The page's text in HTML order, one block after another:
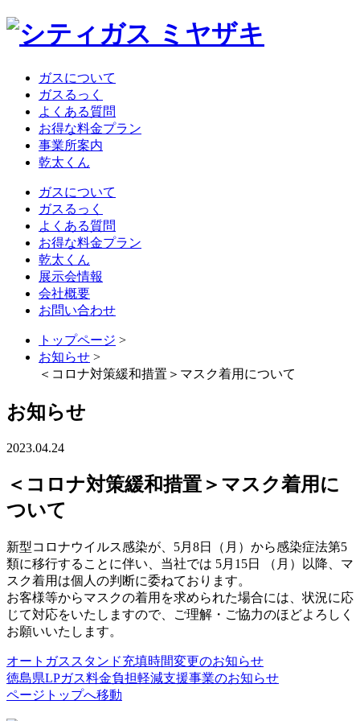
ガスについて
ガスるっく
よくある質問
お得な料金プラン
事業所案内
乾太くん
ガスについて
ガスるっく
よくある質問
お得な料金プラン
乾太くん
展示会情報
会社概要
お問い合わせ
トップページ >
お知らせ >
＜コロナ対策緩和措置＞マスク着用について
お知らせ
2023.04.24
＜コロナ対策緩和措置＞マスク着用に
ついて
新型コロナウイルス感染が、5月8日（月）から感染症法第5
類に移行することに伴い、当社では 5月15日 （月）以降、マ
スク着用は個人の判断に委ねております。
お客様等からマスクの着用を求められた場合には、状況に応
じて対応をいたしますので、ご理解・ご協力のほどよろしく
お願いいたします。
オートガススタンド充填時間変更のお知らせ
徳島県LPガス料金負担軽減支援事業のお知らせ
ページトップへ移動